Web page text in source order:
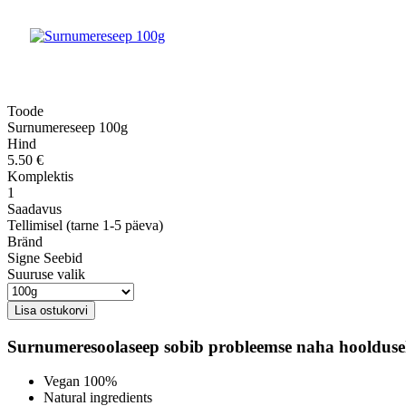
Toode
Surnumereseep 100g
Hind
5.50 €
Komplektis
1
Saadavus
Tellimisel (tarne 1-5 päeva)
Bränd
Signe Seebid
Suuruse valik
Surnumeresoolaseep sobib probleemse naha
Vegan 100%
Natural ingredients